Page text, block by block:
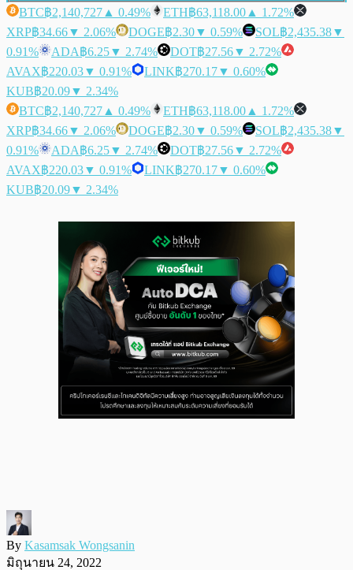
BTC฿2,140,727 ▲ 0.49% ETH฿63,118.00 ▲ 1.72%
XRP฿34.66▼ 2.06% DOGE฿2.30▼ 0.59% SOL฿2,435.38▼
0.91%
ADA฿6.25▼ 2.74% DOT฿27.56▼ 2.72%
AVAX฿220.03▼ 0.91% LINK฿270.17▼ 0.60%
KUB฿20.09▼ 2.34%
BTC฿2,140,727 ▲ 0.49% ETH฿63,118.00 ▲ 1.72%
XRP฿34.66▼ 2.06% DOGE฿2.30▼ 0.59% SOL฿2,435.38▼
0.91%
ADA฿6.25▼ 2.74% DOT฿27.56▼ 2.72%
AVAX฿220.03▼ 0.91% LINK฿270.17▼ 0.60%
KUB฿20.09▼ 2.34%
By Kasamsak Wongsanin
มิถุนายน 24, 2022